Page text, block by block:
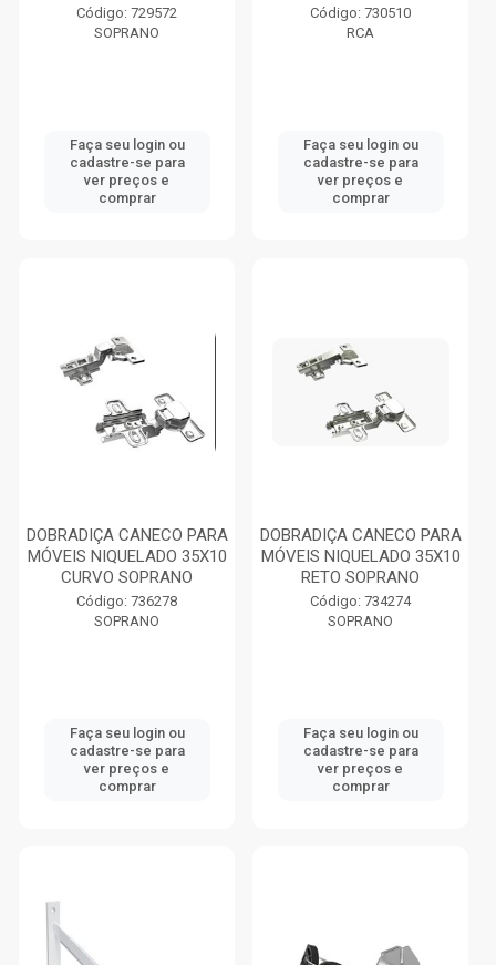
Código: 729572
SOPRANO
Faça seu login ou
cadastre-se para
ver preços e
comprar
Código: 730510
RCA
Faça seu login ou
cadastre-se para
ver preços e
comprar
DOBRADIÇA CANECO PARA
MÓVEIS NIQUELADO 35X10
CURVO SOPRANO
Código: 736278
SOPRANO
Faça seu login ou
cadastre-se para
ver preços e
comprar
DOBRADIÇA CANECO PARA
MÓVEIS NIQUELADO 35X10
RETO SOPRANO
Código: 734274
SOPRANO
Faça seu login ou
cadastre-se para
ver preços e
comprar